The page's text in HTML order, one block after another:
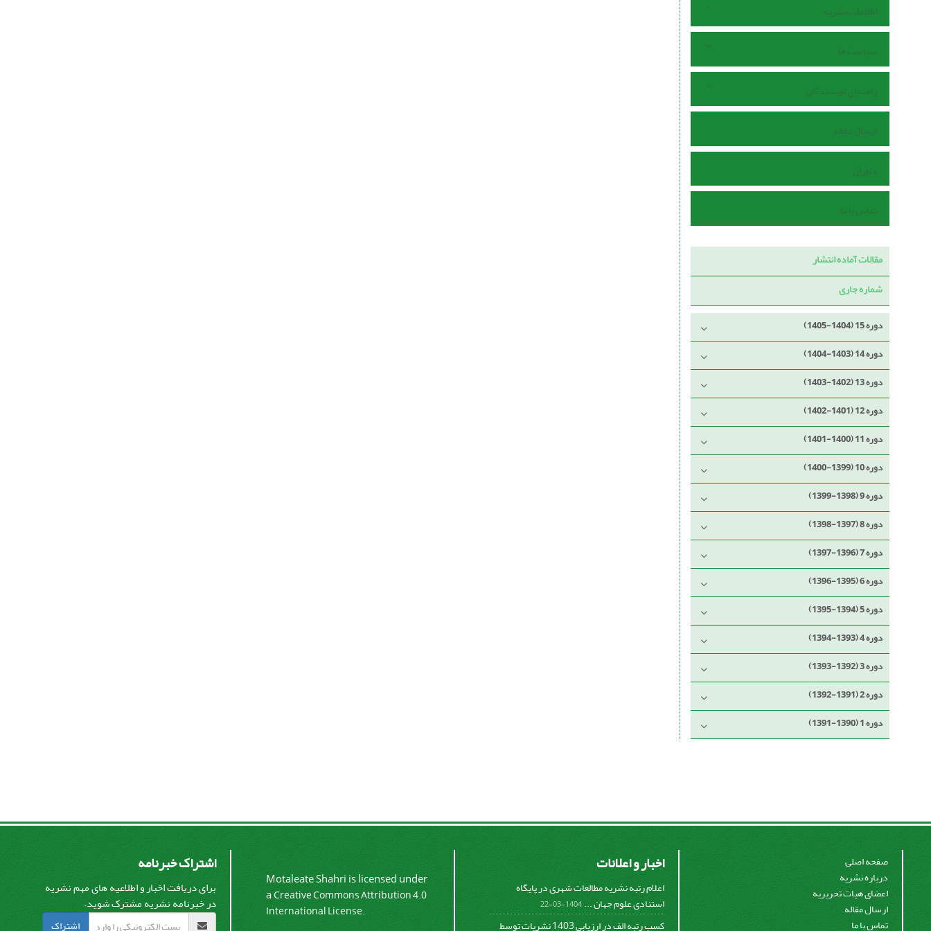
اطلاعات نشریه
سیاست ها
راهنمای نویسندگان
ارسال مقاله
داوران
تماس با ما
مقالات آماده انتشار
شماره جاری
دوره 15 (1404-1405)
دوره 14 (1403-1404)
دوره 13 (1402-1403)
دوره 12 (1401-1402)
دوره 11 (1400-1401)
دوره 10 (1399-1400)
دوره 9 (1398-1399)
دوره 8 (1397-1398)
دوره 7 (1396-1397)
دوره 6 (1395-1396)
دوره 5 (1394-1395)
دوره 4 (1393-1394)
دوره 3 (1392-1393)
دوره 2 (1391-1392)
دوره 1 (1390-1391)
صفحه اصلی
درباره نشریه
اعضای هیات تحریریه
ارسال مقاله
تماس با ما
اخبار و اعلانات
اعلام رتبه نشریه مطالعات شهری در پایگاه
استنادی علوم جهان ... 1404-03-22
کسب رتبه الف در ارزیابی 1403 نشریات توسط
Motaleate Shahri is licensed under
aCreative Commons Attribution 4.0
International License.
اشتراک خبرنامه
برای دریافت اخبار و اطلاعیه های مهم نشریه
در خبرنامه نشریه مشترک شوید.
اشتراک